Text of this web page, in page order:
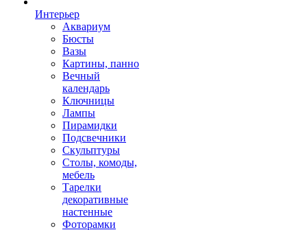
Интерьер
Аквариум
Бюсты
Вазы
Картины, панно
Вечный
календарь
Ключницы
Лампы
Пирамидки
Подсвечники
Скульптуры
Столы, комоды,
мебель
Тарелки
декоративные
настенные
Фоторамки